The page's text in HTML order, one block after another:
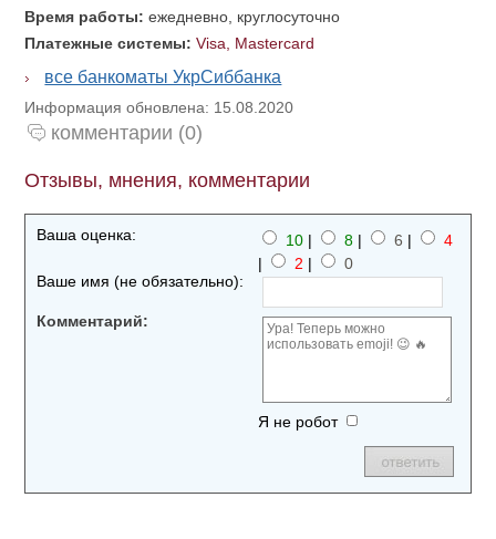
Время работы:ежедневно, круглосуточно
Платежные системы:Visa, Mastercard
все банкоматы УкрСиббанка
Информация обновлена: 15.08.2020
комментарии (0)
Отзывы, мнения, комментарии
Ваша оценка: 10 | 8 | 6 |
4
|
2 |
0
Ваше имя (не обязательно):
Комментарий:
Я не робот